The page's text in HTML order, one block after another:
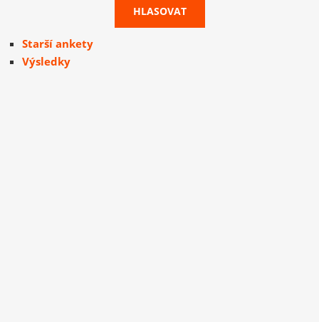
Starší ankety
Výsledky